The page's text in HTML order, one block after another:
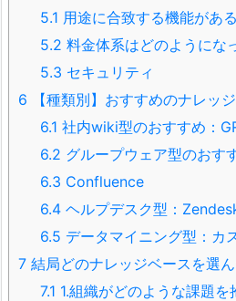
5.1 用途に合致する機能があ
5.2 料金体系はどのようにな
5.3 セキュリティ
6 【種類別】おすすめのナレッ
6.1 社内wiki型のおすすめ：
6.2 グループウェア型のおす
6.3 Confluence
6.4 ヘルプデスク型：
6.5 データマイニング型：カ
7 結局どのナレッジベースを選
7.1 1.組織がどのような課題